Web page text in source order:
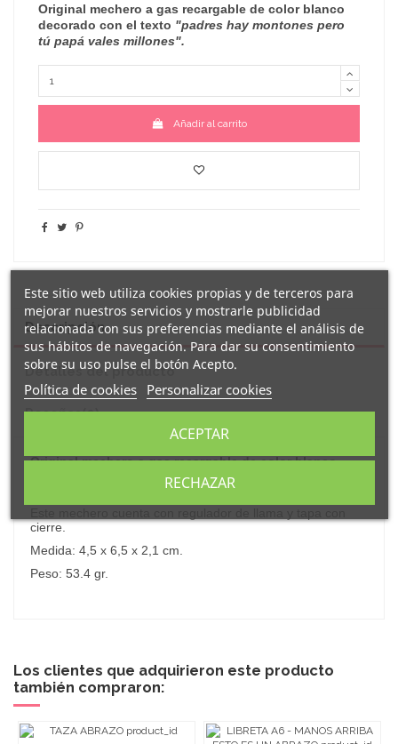
Original mechero a gas recargable de color blanco
decorado con el texto "padres hay montones pero
tú papá vales millones".
Añadir al carrito
Descripción
Detalles del producto
Reseñas(0)
Originalmechero a gasrecargable de color blanco
decorado con el texto"padres hay montones pero tú
cierre.
Medida: 4,5 x 6,5 x 2,1 cm.
Peso: 53.4 gr.
Los clientes que adquirieron este producto
también compraron:
Este sitio web utiliza cookies propias y de terceros para
mejorar nuestros servicios y mostrarle publicidad
relacionada con sus preferencias mediante el análisis de
sus hábitos de navegación. Para dar su consentimiento
sobre su uso pulse el botón Acepto.
Política de cookies Personalizar cookies
RECHAZAR
ACEPTAR